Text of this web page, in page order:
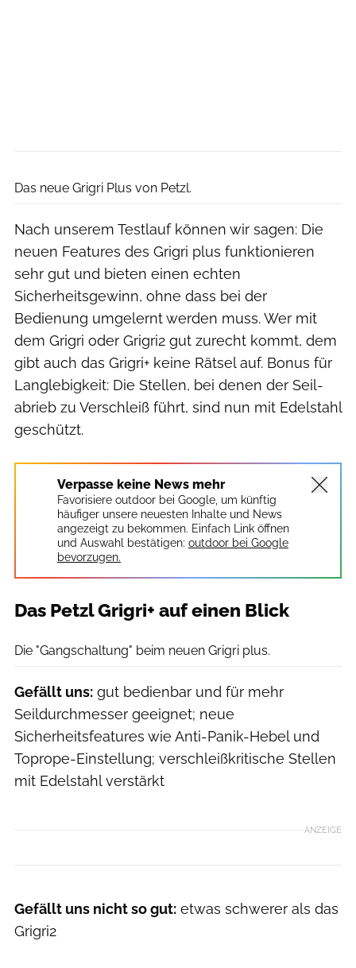
Das neue Grigri Plus von Petzl.
Nach unserem Testlauf können wir sagen: Die
neuen Features des Grigri plus funktionieren
sehr gut und bieten einen echten
Sicherheitsgewinn, ohne dass bei der
Bedienung umgelernt werden muss. Wer mit
dem Grigri oder Grigri2 gut zurecht kommt, dem
gibt auch das Grigri+ keine Rätsel auf. Bonus für
Langlebigkeit: Die Stellen, bei denen der Seil­
abrieb zu Verschleiß führt, sind nun mit Edelstahl
geschützt.
Verpasse keine News mehr
Favorisiere outdoor bei Google, um künftig
häufiger unsere neuesten Inhalte und News
angezeigt zu bekommen. Einfach Link öffnen
und Auswahl bestätigen: outdoor bei Google
bevorzugen.
Das Petzl Grigri+ auf einen Blick
Die "Gangschaltung" beim neuen Grigri plus.
Gefällt uns: gut bedienbar und für mehr
Seildurchmesser geeignet; neue
Sicherheitsfeatures wie Anti-Panik-Hebel und
Toprope-Einstellung; verschleißkritische Stellen
mit Edelstahl verstärkt
ANZEIGE
Gefällt uns nicht so gut: etwas schwerer als das
Grigri2